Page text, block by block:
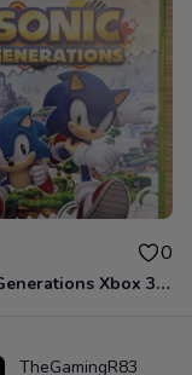
0
Sonic Generations Xbox 360
TheGamingR83